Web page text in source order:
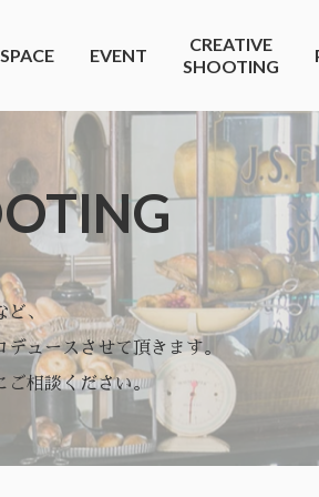
EVENT
CREATIVE
SHOOTING
、
ュースさせて頂きます。
ご相談ください。